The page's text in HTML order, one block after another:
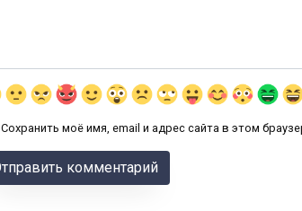
Сохранить моё имя, email и адрес сайта в этом